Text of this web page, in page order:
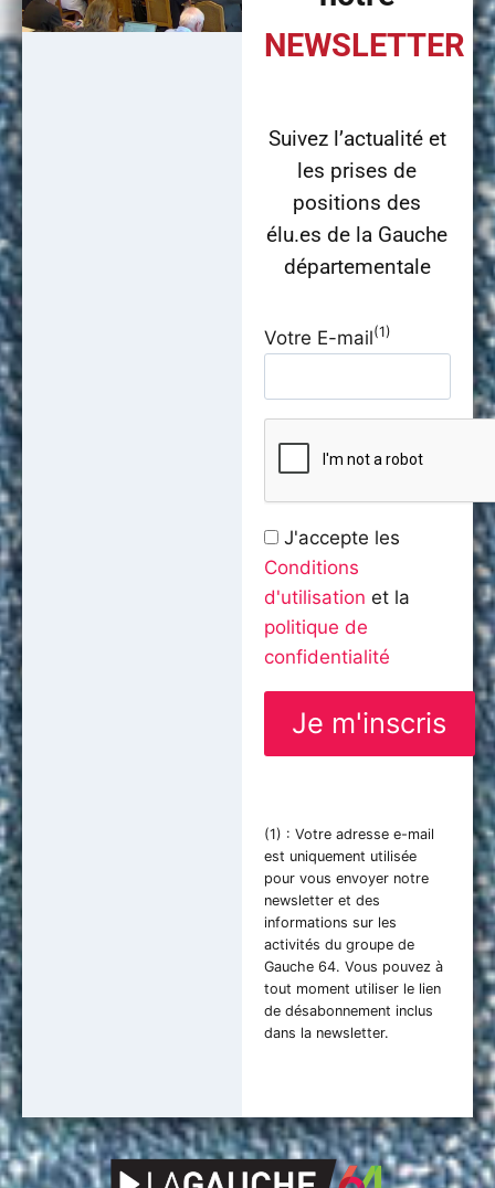
NEWSLETTER
Suivez l’actualité et
les prises de
positions des
élu.es de la Gauche
départementale
Votre E-mail(1)
J'accepte les
Conditions
d'utilisation et la
politique de
confidentialité
(1) : Votre adresse e-mail
est uniquement utilisée
pour vous envoyer notre
newsletter et des
informations sur les
activités du groupe de
Gauche 64. Vous pouvez à
tout moment utiliser le lien
de désabonnement inclus
dans la newsletter.